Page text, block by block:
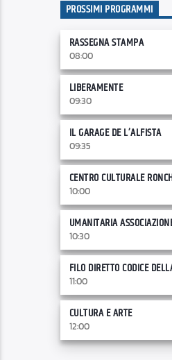
PROSSIMI PROGRAMMI
RASSEGNA STAMPA
08:00
LIBERAMENTE
09:30
IL GARAGE DE L’ALFISTA
09:35
CENTRO CULTURALE
10:00
UMANITARIA
10:30
FILO DIRETTO CODICE
11:00
CULTURA E ARTE
12:00